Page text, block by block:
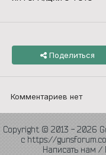
Поделиться
Комментариев нет
Copyright © 2013 - 2026
с https://
Написать нам /